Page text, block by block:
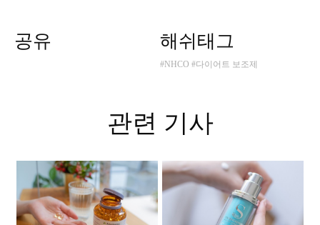
공유 해쉬태그
#NHCO #다이어트 보조제
관련 기사